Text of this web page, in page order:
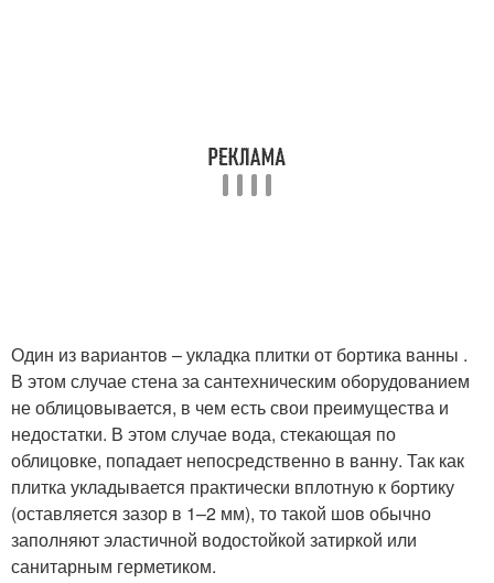
Один из вариантов – укладка плитки от бортика ванны .
В этом случае стена за сантехническим оборудованием
не облицовывается, в чем есть свои преимущества и
недостатки. В этом случае вода, стекающая по
облицовке, попадает непосредственно в ванну. Так как
плитка укладывается практически вплотную к бортику
(оставляется зазор в 1–2 мм), то такой шов обычно
заполняют эластичной водостойкой затиркой или
санитарным герметиком.